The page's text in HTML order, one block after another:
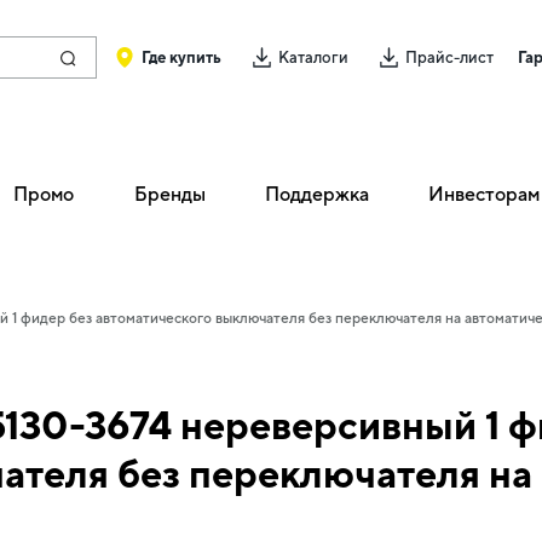
Где купить Каталоги Прайс-лист
Промо Бренды Поддержка Инвесторам
фидер без автоматического выключателя без переключателя на
3674 нереверсивный 1
без переключателя